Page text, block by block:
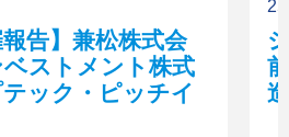
告】兼松株式会
ストメント株式
ック・ピッチイ